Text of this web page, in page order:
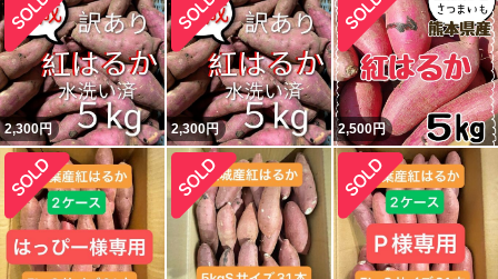
2,300円 2,300円 2,500円